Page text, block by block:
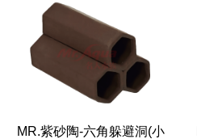
MR.紫砂陶-六角躲避洞(小